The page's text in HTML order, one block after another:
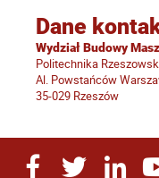
Dane
Wydział Budowy
Politechnika
Al. Powstańców
35-029 Rzeszów